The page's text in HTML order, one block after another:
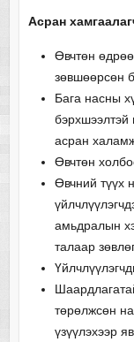
Асран
Өвчтөн
зөвшөөрсөн
Бага насны
бэрхшээлтэй
асран
Өвчтөн
Өвчний түүх
амьдралын
талаар
төрөлжсөн
үзүүлэхээр